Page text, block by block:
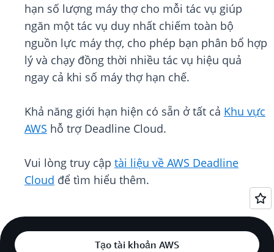
hạn số lượng máy thợ cho mỗi tác vụ giúp
ngăn một tác vụ duy nhất chiếm toàn bộ
nguồn lực máy thợ, cho phép bạn phân bổ hợp
lý và chạy đồng thời nhiều tác vụ hiệu quả
ngay cả khi số máy thợ hạn chế.
Khả năng giới hạn hiện có sẵn ở tất cả Khu vực
AWS hỗ trợ Deadline Cloud.
Vui lòng truy cập tài liệu về AWS Deadline
Cloud để tìm hiểu thêm.
Tạo tài khoản AWS